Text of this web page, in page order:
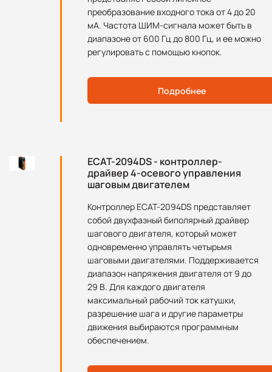
преобразование входного тока от 4 до 20
мА. Частота ШИМ-сигнала может быть в
диапазоне от 600 Гц до 800 Гц, и ее можно
регулировать с помощью кнопок.
Подробнее
ECAT-2094DS - контроллер-
драйвер 4-осевого управления
шаговым двигателем
Контроллер ECAT-2094DS представляет
собой двухфазный биполярный драйвер
шагового двигателя, который может
одновременно управлять четырьмя
шаговыми двигателями. Поддерживается
диапазон напряжения двигателя от 9 до
29 В. Для каждого двигателя
максимальный рабочий ток катушки,
разрешение шага и другие параметры
движения выбираются программным
обеспечением.